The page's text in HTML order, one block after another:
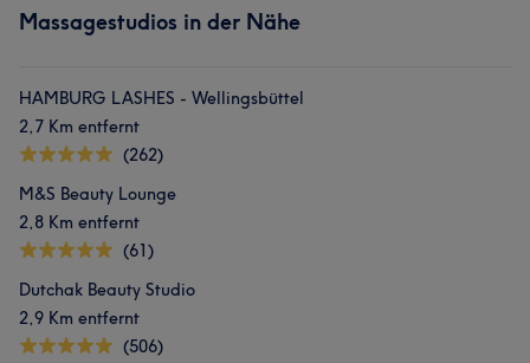
Massagestudios in der Nähe
HAMBURG LASHES - Wellingsbüttel
2,7 Km entfernt
(262)
M&S Beauty Lounge
2,8 Km entfernt
(61)
Dutchak Beauty Studio
2,9 Km entfernt
(506)